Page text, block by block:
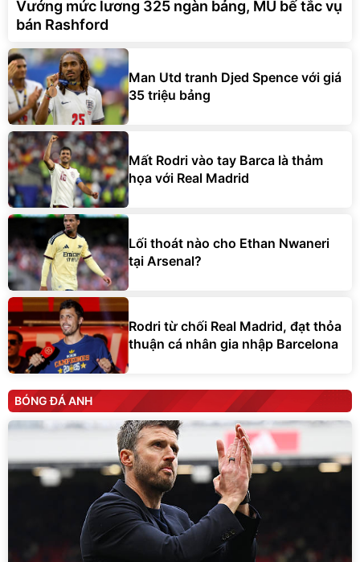
Vướng mức lương 325 ngàn bảng, MU bế tắc vụ
bán Rashford
Man Utd tranh Djed Spence với giá
35 triệu bảng
Mất Rodri vào tay Barca là thảm
họa với Real Madrid
Lối thoát nào cho Ethan Nwaneri
tại Arsenal?
Rodri từ chối Real Madrid, đạt thỏa
thuận cá nhân gia nhập Barcelona
BÓNG ĐÁ ANH